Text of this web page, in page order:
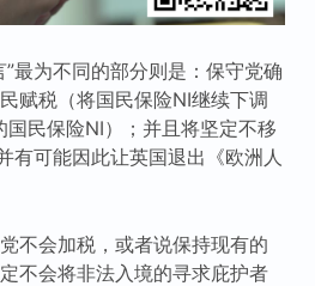
最为不同的部分则是：保守党确
赋税（将国民保险NI继续下调
国民保险NI）；并且将坚定不移
有可能因此让英国退出《欧洲人
不会加税，或者说保持现有的
不会将非法入境的寻求庇护者